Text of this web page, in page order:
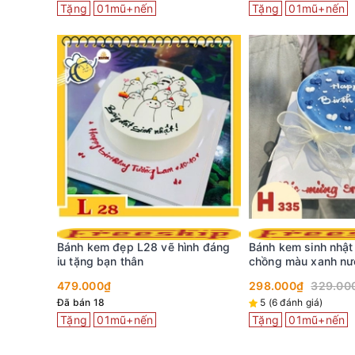
Tặng 01mũ+nến
Bánh kem đẹp L28 vẽ hình đáng
iu tặng bạn thân
479.000₫
Đã bán 18
Tặng 01mũ+nến
Tặng 01mũ+nến
Bánh kem sinh
chồng màu xanh
298.000₫
5 (6 đánh giá)
Tặng 01mũ+nến